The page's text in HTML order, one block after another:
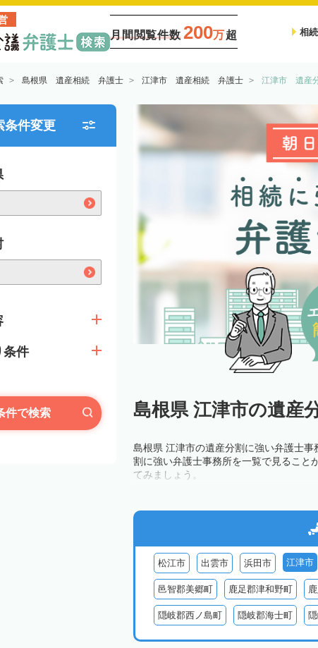
月間閲覧件数 200万超 相
島根県 遺産相続 弁護士 江津市 遺産相続 弁護士 江津市 遺産
条件変更
条件
件で検索 島根県 江津市の遺産
島根県 江津市の遺産分割に強い弁護士
割に強い弁護士事務所を一覧で見ること
てみましょう。
松江市 出雲市 浜田市 江津市
邑智郡美郷町 鹿足郡津和野町
隠岐郡西ノ島町 隠岐郡海士町